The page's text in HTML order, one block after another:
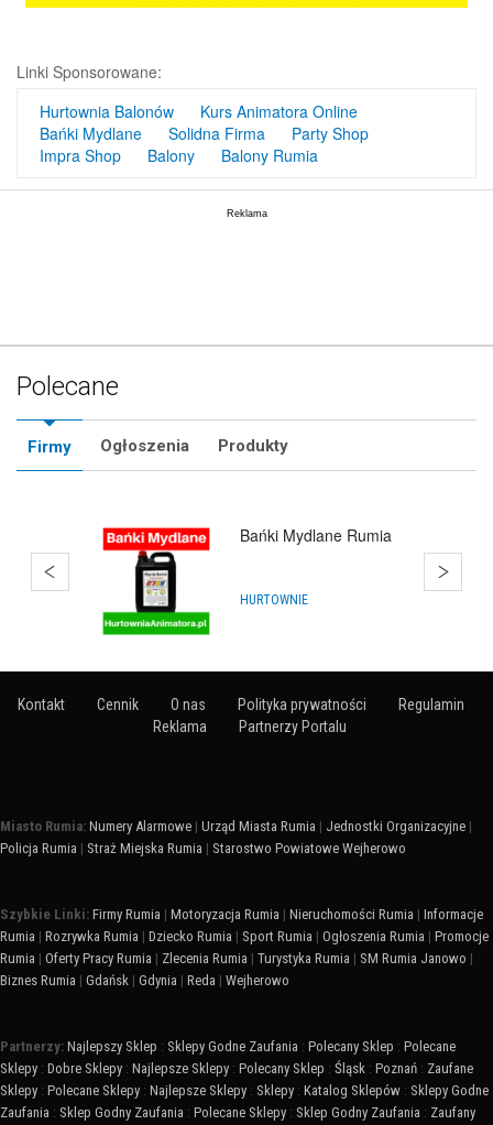
Linki Sponsorowane:
Hurtownia Balonów
Kurs Animatora Online
Bańki Mydlane
Solidna Firma
Party Shop
Impra Shop
Balony Balony Rumia
Polecane
Firmy Ogłoszenia Produkty
Balony Rumia
ARTYKUŁY NA IMPREZY
Kontakt Cennik O nas Polityka prywatności
Regulamin
Reklama
Partnerzy Portalu
Miasto Rumia: Numery Alarmowe | Urząd Miasta Rumia | Jednostki Organizacyjne |
Policja Rumia | Straż Miejska Rumia | Starostwo Powiatowe Wejherowo
Szybkie Linki: Firmy Rumia | Motoryzacja Rumia | Nieruchomości Rumia | Informacje
Rumia | Rozrywka Rumia | Dziecko Rumia | Sport Rumia | Ogłoszenia Rumia | Promocje
Rumia | Oferty Pracy Rumia | Zlecenia Rumia | Turystyka Rumia | SM Rumia Janowo |
Biznes Rumia | Gdańsk | Gdynia | Reda | Wejherowo
Partnerzy: Najlepszy Sklep : Sklepy Godne Zaufania : Polecany Sklep : Polecane
Sklepy : Dobre Sklepy : Najlepsze Sklepy : Polecany Sklep : Śląsk : Poznań : Zaufane
Sklepy : Polecane Sklepy : Najlepsze Sklepy : Sklepy : Katalog Sklepów : Sklepy Godne
Zaufania : Sklep Godny Zaufania : Polecane Sklepy : Sklep Godny Zaufania : Zaufany